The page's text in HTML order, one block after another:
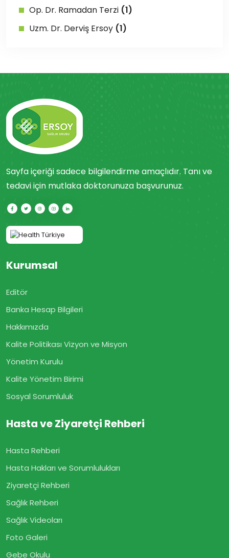
Op. Dr. Ramadan Terzi (1)
Uzm. Dr. Derviş Ersoy (1)
Sayfa içeriği sadece bilgilendirme amaçlıdır. Tanı ve
tedavi için mutlaka doktorunuza başvurunuz.
Kurumsal
Editör
Banka Hesap Bilgileri
Hakkımızda
Kalite Politikası Vizyon ve Misyon
Yönetim Kurulu
Kalite Yönetim Birimi
Sosyal Sorumluluk
Hasta ve Ziyaretçi Rehberi
Hasta Rehberi
Hasta Hakları ve Sorumlulukları
Ziyaretçi Rehberi
Sağlık Rehberi
Sağlık Videoları
Foto Galeri
Gebe Okulu